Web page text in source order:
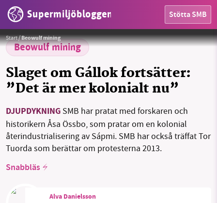
Supermiljöbloggen Stötta SMB
HEM
MILJÖFAKTA
OM OSS
Sök Sparade inlägg
Start/Beowulf mining
Beowulf mining
Slaget om Gállok fortsätter:
”Det är mer kolonialt nu”
DJUPDYKNING SMB har pratat med forskaren och
historikern Åsa Össbo, som pratar om en kolonial
återindustrialisering av Sápmi. SMB har också träffat Tor
Tuorda som berättar om protesterna 2013.
Snabbläs
Alva Danielsson
Protester 2013 mot gruvan i Gállok.Foto: Tor Tuorda